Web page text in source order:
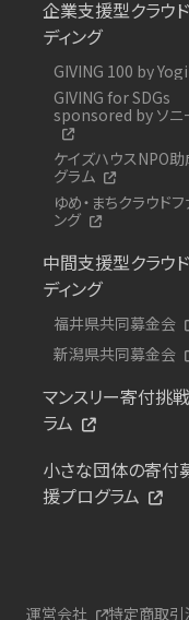
企業支援型クラウ
ディング
GIVING 100 by
GIVING for SDGs
sponsored by ソニ
ケイズハウスNPO
グラム
ゆめ・まちクラウドフ
ング
中間支援型クラウ
ディング
福井県共同募金会
新潟県共同募金会
マンスリー寄付挑
ラム
小さな団体の寄付
援プログラム
運営会社 特定商取引